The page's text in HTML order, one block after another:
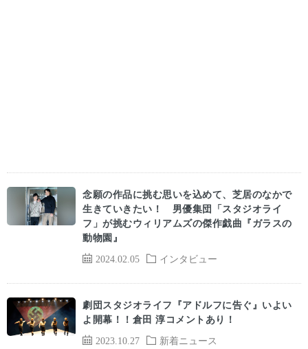
2024.02.05 インタビュー
念願の作品に挑む思いを込めて、芝居のなかで
生きていきたい！ 男優集団「スタジオライ
フ」が挑むウィリアムズの傑作戯曲『ガラスの
動物園』
2023.10.27 新着ニュース
劇団スタジオライフ『アドルフに告ぐ』いよい
よ開幕！！倉田 淳コメントあり！